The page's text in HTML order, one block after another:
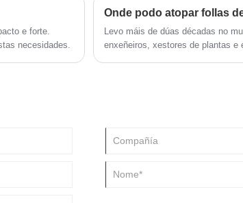
e forte.
necesidades.
Levo máis de dúas décadas no
enxeñeiros, xestores de plantas